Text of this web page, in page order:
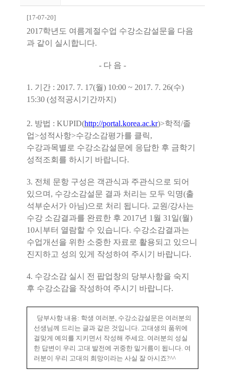
[17-07-20]
2017학년도 여름계절수업 수강소감설문을 다음
과 같이 실시합니다.
- 다 음 -
1. 기간 : 2017. 7. 17(월) 10:00 ~ 2017. 7. 26(수)
15:30 (성적공시기간까지)
2. 방법 : KUPID(http://portal.korea.ac.kr)>학적/졸
업>성적사항>수강소감평가를 클릭,
수강과목별로 수강소감설문에 응답한 후 금학기
성적조회를 하시기 바랍니다.
3. 전체 문항 구성은 객관식과 주관식으로 되어
있으며, 수강소감설문 결과 처리는 모두 익명(출
석부순서가 아님)으로 처리 됩니다. 교원/강사는
수강 소감결과를 완료한 후 2017년 1월 31일(월)
10시부터 열람할 수 있습니다. 수강소감결과는
수업개선을 위한 소중한 자료로 활용되고 있으니
진지하고 성의 있게 작성하여 주시기 바랍니다.
4. 수강소감 실시 전 팝업창의 당부사항을 숙지
후 수강소감을 작성하여 주시기 바랍니다.
당부사항 내용: 학생 여러분, 수강소감설문은 여러분의
선생님께 드리는 글과 같은 것입니다. 고대생의 품위에
걸맞게 예의를 지키면서 작성해 주세요. 여러분의 성실
한 답변이 우리 고대 발전에 귀중한 밑거름이 됩니다. 여
러분이 우리 고대의 희망이라는 사실 잘 아시죠?^^